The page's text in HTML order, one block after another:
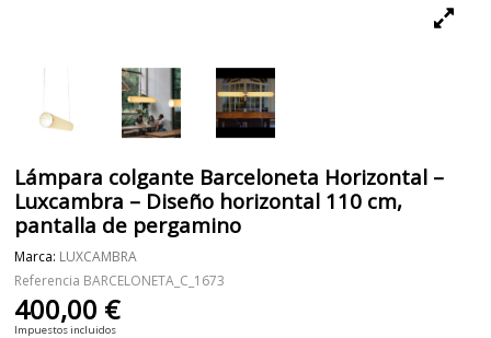
Lámpara colgante Barceloneta Horizontal –
Luxcambra – Diseño horizontal 110 cm,
pantalla de pergamino
Marca: LUXCAMBRA
Referencia BARCELONETA_C_1673
400,00 €
Impuestos incluidos